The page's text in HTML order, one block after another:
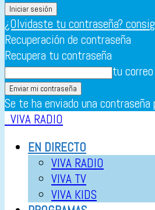
¿Olvidaste tu contraseña?
Recuperación de contraseña
Recupera tu contraseña
tu
Se te ha enviado una
VIVA RADIO
EN DIRECTO
VIVA RADIO
VIVA TV
VIVA KIDS